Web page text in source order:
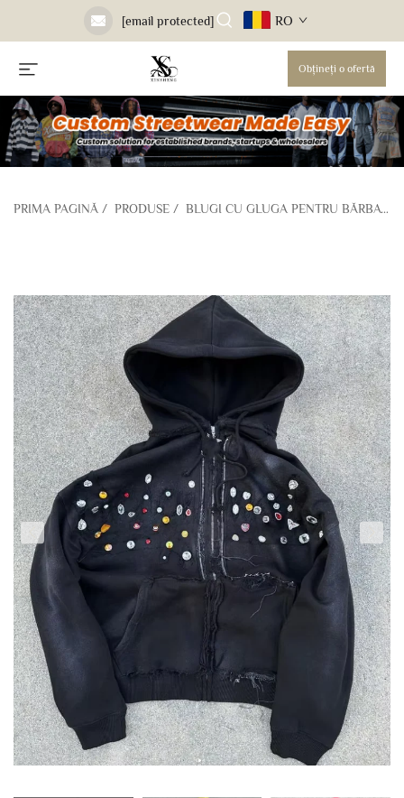
[email protected] RO
Obțineți o ofertă
PRIMA PAGINĂ / PRODUSE / BLUGI CU GLUGA PENTRU BĂRBAȚI